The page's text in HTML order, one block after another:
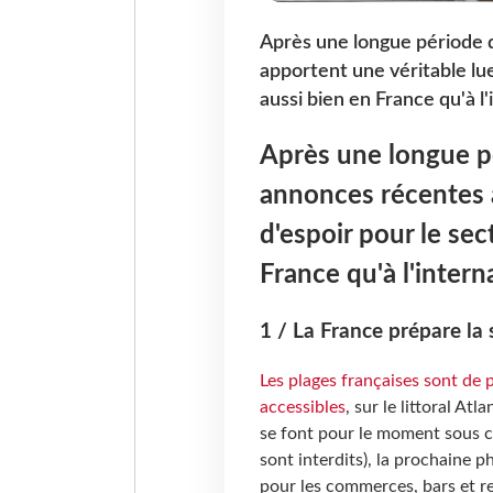
Après une longue
apportent une véritable
aussi bien en France qu'à
Après une longue
annonces
d'espoir pour le
France qu'à
1 / La France prépare la
Les plages françaises sont de
accessibles, sur le littoral
se font pour le moment sous
sont interdits), la prochaine
pour les commerces, bars et